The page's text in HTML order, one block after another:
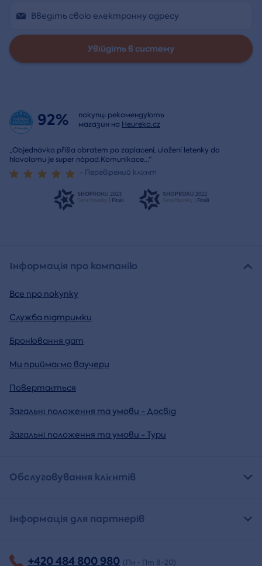
Увійдіть в систему
92%
покупці рекомендують
магазин на Heureka.cz
„Objednávka přišla obratem po zaplacení, uložení letenky do
hlavolamu je super nápad.Komunikace...“
- Перевірений клієнт
Інформація про компанію
Все про покупку
Служба підтримки
Бронювання дат
Ми приймаємо ваучери
Повертається
Загальні положення та умови - Досвід
Загальні положення та умови - Тури
Обслуговування клієнтів
Інформація для партнерів
+420 484 800 980 (Пн - Пт 8-20)